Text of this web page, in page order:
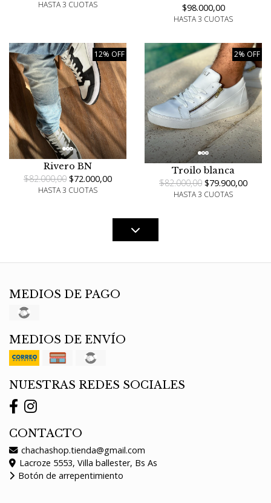
HASTA 3 CUOTAS $98.000,00
HASTA 3 CUOTAS
12% OFF
Rivero BN
$82.000,00 $72.000,00
HASTA 3 CUOTAS
2% OFF
Troilo blanca
$82.000,00 $79.900,00
HASTA 3 CUOTAS
MEDIOS DE PAGO
MEDIOS DE ENVÍO
NUESTRAS REDES SOCIALES
CONTACTO
chachashop.tienda@gmail.com
Lacroze 5553, Villa ballester, Bs As
Botón de arrepentimiento